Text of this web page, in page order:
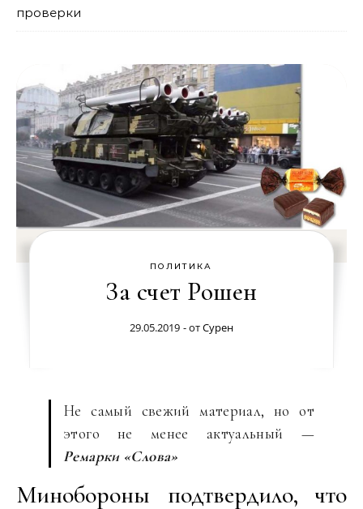
проверки
ПОЛИТИКА
За счет Рошен
29.05.2019 - отСурен
Не самый свежий материал, но от
этого не менее актуальный —
Ремарки «Слова»
Минобороны подтвердило, что